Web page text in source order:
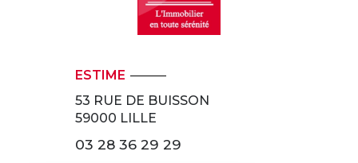
ESTIME
53 RUE DE BUISSON
59000 LILLE
03 28 36 29 29